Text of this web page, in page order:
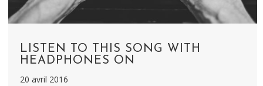
LISTEN TO THIS SONG WITH
HEADPHONES ON
20 avril 2016